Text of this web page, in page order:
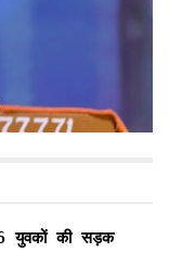
6 युवकों की सड़क